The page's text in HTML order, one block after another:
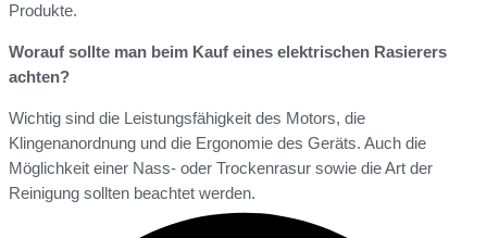
Produkte.
Worauf sollte man beim Kauf eines elektrischen Rasierers
achten?
Wichtig sind die Leistungsfähigkeit des Motors, die
Klingenanordnung und die Ergonomie des Geräts. Auch die
Möglichkeit einer Nass- oder Trockenrasur sowie die Art der
Reinigung sollten beachtet werden.